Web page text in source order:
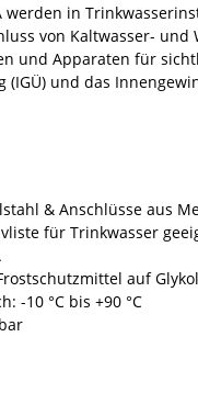
werden in
von Kaltwasser- und
und Apparaten für
und das
& Anschlüsse aus
für Trinkwasser
auf
-10 °C bis +90 °C